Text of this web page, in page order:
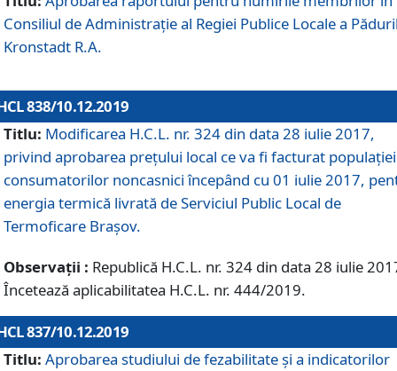
Consiliul de Administraţie al Regiei Publice Locale a
Kronstadt R.A.
838/10.12.2019
Titlu: Modificarea H.C.L. nr. 324 din data 28 iulie 2017,
privind aprobarea preţului local ce va fi facturat
consumatorilor noncasnici începând cu 01 iulie 2017,
energia termică livrată de Serviciul Public Local de
Termoficare Braşov.
Observații : Republică H.C.L. nr. 324 din data 28 iulie
Încetează aplicabilitatea H.C.L. nr. 444/2019.
837/10.12.2019
Titlu: Aprobarea studiului de fezabilitate și a indicatorilor